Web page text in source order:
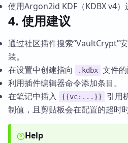
使用Argon2id KDF（KDBX v4）
4. 使用建议
通过社区插件搜索“VaultCrypt”
装。
在设置中创建指向
.kdbx 文件的
利用插件编辑器命令添加条目。
在笔记中插入
{{vc:...}}
引用
制值，且剪贴板会在配置的超时
Help